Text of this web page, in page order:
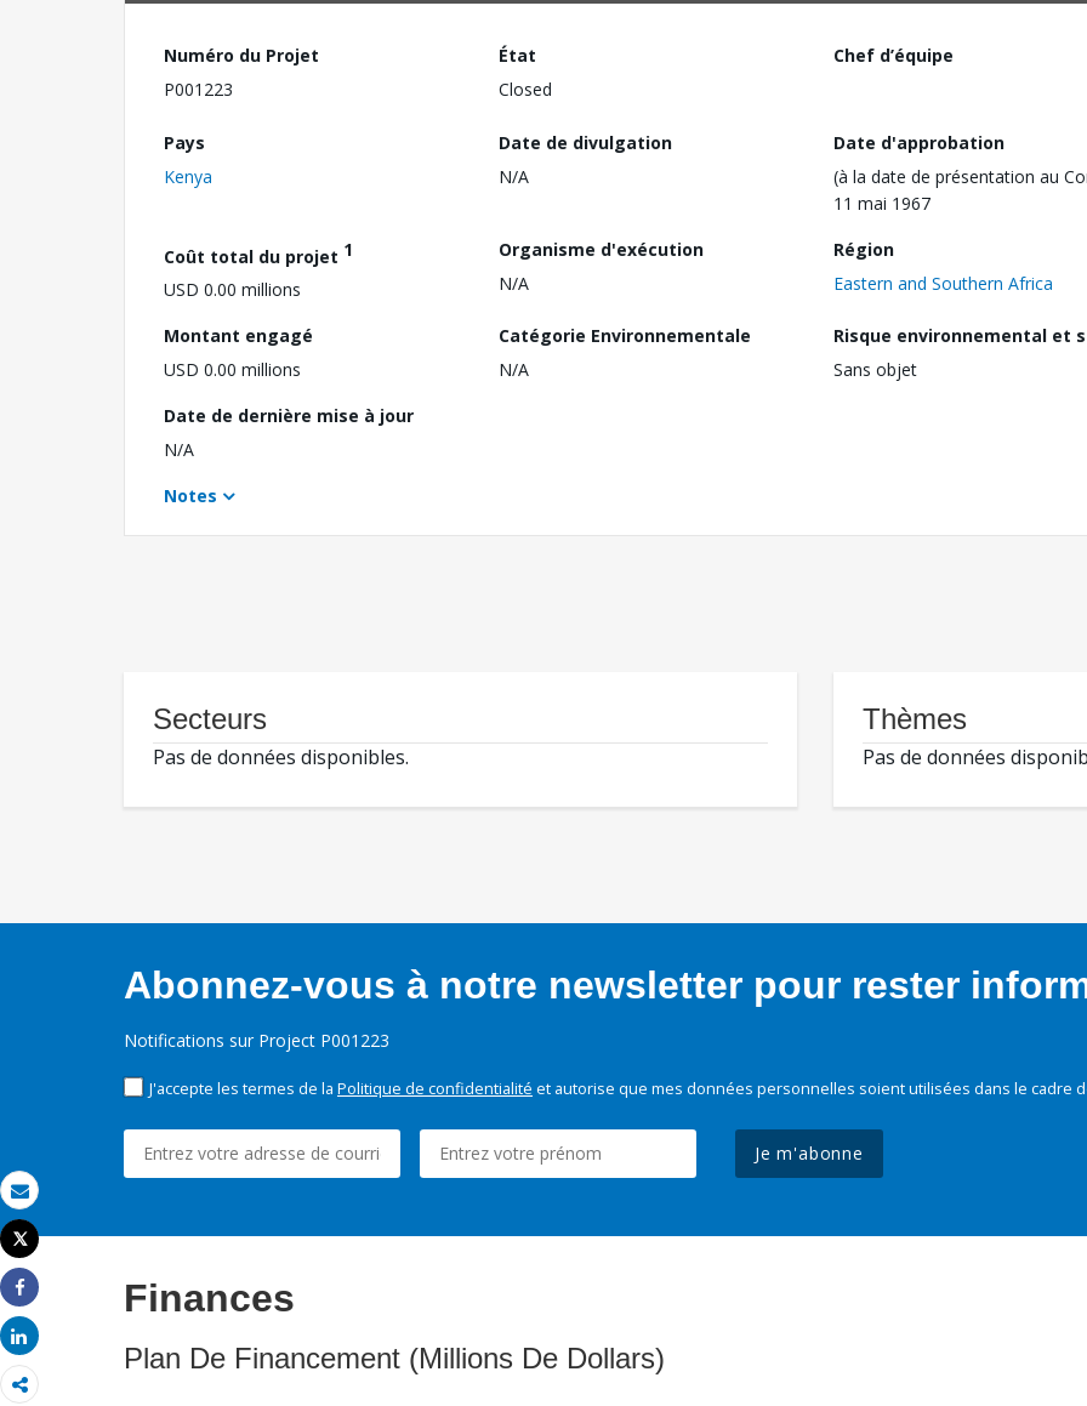
Email
Imprimer
Tweet
Share
Share
Numéro du Projet
P001223
État
Closed
Chef d’équipe
Pays
Kenya
Date de divulgation
N/A
Date d'approbation
(à la date de présentation au
11 mai 1967
Coût total du projet 1
USD 0.00 millions
Organisme d'exécution
N/A
Région
Eastern and Southern Africa
Montant engagé
USD 0.00 millions
Catégorie Environnementale
N/A
Risque environnemental et
Sans objet
Date de dernière mise à jour
N/A
Notes
Secteurs
Pas de données disponibles.
Thèmes
Pas de données
Abonnez-vous à notre newsletter pour rester
Notifications sur Project P001223
J'accepte les termes de la Politique de confidentialité et autorise que mes données personnelles soient utilisées dans le cadre
Je m'abonne
Finances
Plan De Financement (Millions De Dollars)